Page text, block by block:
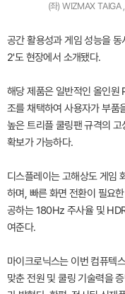
(좌) WIZMAX
공간 활용성과 게임 성능을
2'도 현장에서 소개됐다.
해당 제품은 일반적인 올인원
조를 채택하여 사용자가 부품
높은 트리플 쿨링팬 규격의
확보가 가능하다.
디스플레이는 고해상도 게임
하며, 빠른 화면 전환이 필요
공하는 180Hz 주사율 및
여준다.
마이크로닉스는 이번 컴퓨텍
맞춘 전원 및 쿨링 기술력을